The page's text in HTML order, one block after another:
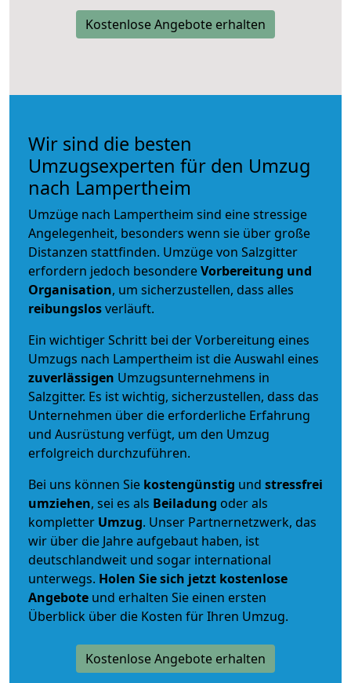
Kostenlose Angebote erhalten
Wir sind die besten
Umzugsexperten für den Umzug
nach Lampertheim
Umzüge nach Lampertheim sind eine stressige
Angelegenheit, besonders wenn sie über große
Distanzen stattfinden. Umzüge von Salzgitter
erfordern jedoch besondereVorbereitung und
Organisation, um sicherzustellen, dass alles
reibungslosverläuft.
Ein wichtiger Schritt bei der Vorbereitung eines
Umzugs nach Lampertheim ist die Auswahl eines
zuverlässigen Umzugsunternehmens in
Salzgitter. Es ist wichtig, sicherzustellen, dass das
Unternehmen über die erforderliche Erfahrung
und Ausrüstung verfügt, um den Umzug
erfolgreich durchzuführen.
Bei uns können Sie kostengünstig und stressfrei
umziehen, sei es als Beiladung oder als
kompletter Umzug. Unser Partnernetzwerk, das
wir über die Jahre aufgebaut haben, ist
deutschlandweit und sogar international
unterwegs. Holen Sie sich jetzt kostenlose
Angebote und erhalten Sie einen ersten
Überblick über die Kosten für Ihren Umzug.
Kostenlose Angebote erhalten